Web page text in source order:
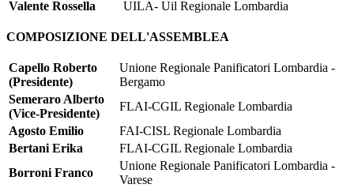
Valente Rossella
UILA- Uil Regionale Lombardia
COMPOSIZIONE DELL'ASSEMBLEA
Capello Roberto
(Presidente)
Unione Regionale Panificatori Lombardia -
Bergamo
Semeraro Alberto
(Vice-Presidente)
FLAI-CGIL Regionale Lombardia
Agosto Emilio
FAI-CISL Regionale Lombardia
Bertani Erika
FLAI-CGIL Regionale Lombardia
Borroni Franco
Unione Regionale Panificatori Lombardia -
Varese